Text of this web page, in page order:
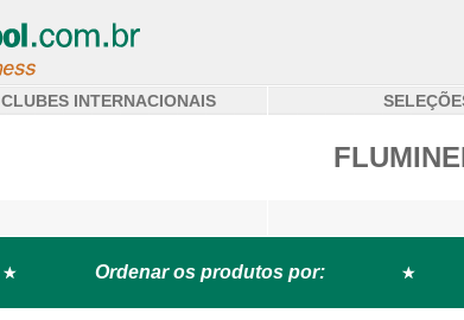
CLUBES INTERNACIONAIS
Ordenar os produtos por: